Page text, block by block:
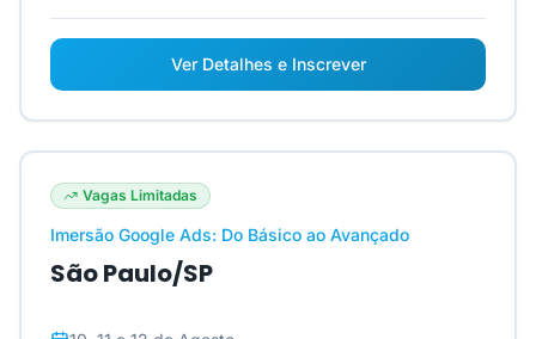
Ver Detalhes e Inscrever
Vagas Limitadas
Imersão Google Ads: Do Básico ao Avançado
São Paulo/SP